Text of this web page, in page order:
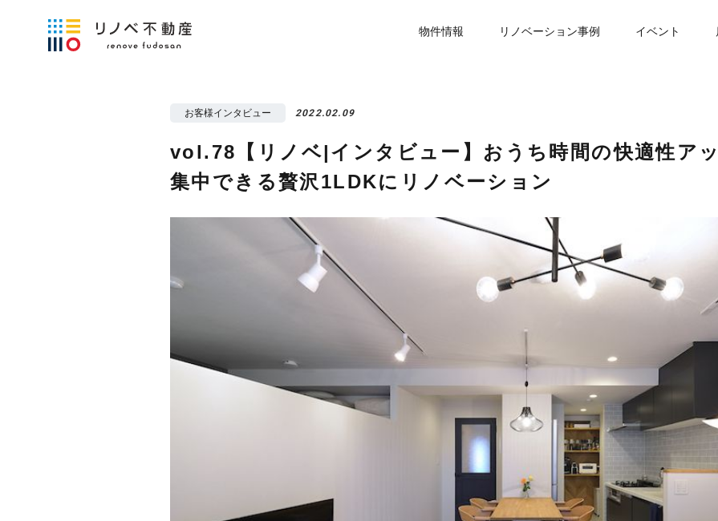
物件情報 リノベーション事例 イベント
お客様インタビュー 2022.02.09
vol.78【リノベ|インタビュー】おうち時間の快適性ア
集中できる贅沢1LDKにリノベーション